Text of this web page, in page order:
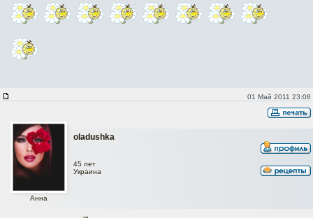
01 Май 2011 23:08
oladushka
Анна
45 лет
Украина